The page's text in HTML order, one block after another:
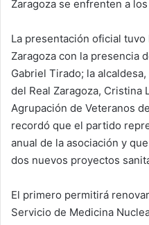
Zaragoza se enfrenten a
La presentación oficial
Zaragoza con la presencia
Gabriel Tirado; la
del Real Zaragoza, Cristina
Agrupación de Veteranos
recordó que el partido
anual de la asociación y
dos nuevos proyectos
El primero permitirá
Servicio de Medicina